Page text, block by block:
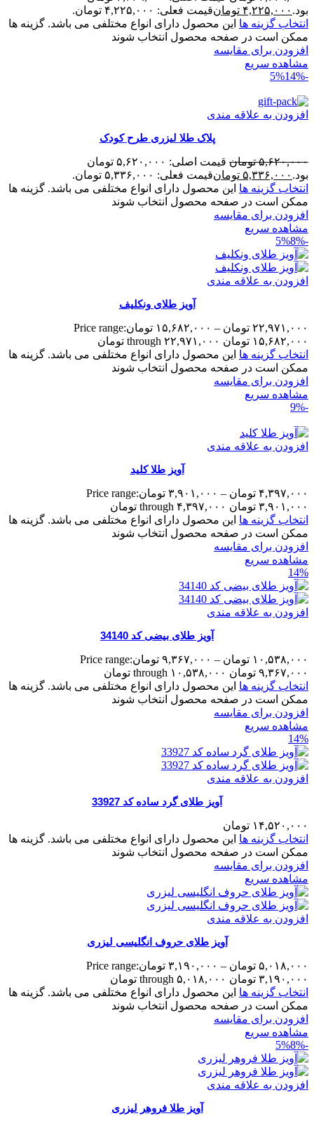
بود. ۴,۲۲۵,۰۰۰ تومانقیمت فعلی: ۴,۲۲۵,۰۰۰ تومان.
انتخاب گزینه ها این محصول دارای انواع مختلفی می باشد. گزینه ها
ممکن است در صفحه محصول انتخاب شوند
افزودن برای مقایسه
مشاهده سریع
-5%
14%
افزودن به علاقه مندی
پلاک طلا لیزری طرح کودک
۵,۶۲۰,۰۰۰ تومان
قیمت اصلی: ۵,۶۲۰,۰۰۰ تومان
بود. ۵,۳۳۶,۰۰۰ تومانقیمت فعلی: ۵,۳۳۶,۰۰۰ تومان.
انتخاب گزینه ها این محصول دارای انواع مختلفی می باشد. گزینه ها
ممکن است در صفحه محصول انتخاب شوند
افزودن برای مقایسه
مشاهده سریع
-5%
8%
افزودن به علاقه مندی
آویز طلای ونکلیف
۲۲,۹۷۱,۰۰۰ تومان – ۱۵,۶۸۲,۰۰۰ تومانPrice range:
۱۵,۶۸۲,۰۰۰ تومان through ۲۲,۹۷۱,۰۰۰ تومان
انتخاب گزینه ها این محصول دارای انواع مختلفی می باشد. گزینه ها
ممکن است در صفحه محصول انتخاب شوند
افزودن برای مقایسه
مشاهده سریع
-9%
افزودن به علاقه مندی
آویز طلا کلید
۴,۳۹۷,۰۰۰ تومان – ۳,۹۰۱,۰۰۰ تومانPrice range:
۳,۹۰۱,۰۰۰ تومان through ۴,۳۹۷,۰۰۰ تومان
انتخاب گزینه ها این محصول دارای انواع مختلفی می باشد. گزینه ها
ممکن است در صفحه محصول انتخاب شوند
افزودن برای مقایسه
مشاهده سریع
14%
افزودن به علاقه مندی
آویز طلای بیضی کد 34140
۱۰,۵۳۸,۰۰۰ تومان – ۹,۳۶۷,۰۰۰ تومانPrice range:
۹,۳۶۷,۰۰۰ تومان through ۱۰,۵۳۸,۰۰۰ تومان
انتخاب گزینه ها این محصول دارای انواع مختلفی می باشد. گزینه ها
ممکن است در صفحه محصول انتخاب شوند
افزودن برای مقایسه
مشاهده سریع
14%
افزودن به علاقه مندی
آویز طلای گرد ساده کد 33927
۱۴,۵۲۰,۰۰۰ تومان
انتخاب گزینه ها این محصول دارای انواع مختلفی می باشد. گزینه ها
ممکن است در صفحه محصول انتخاب شوند
افزودن برای مقایسه
مشاهده سریع
افزودن به علاقه مندی
آویز طلای حروف انگلیسی لیزری
۵,۰۱۸,۰۰۰ تومان – ۳,۱۹۰,۰۰۰ تومانPrice range:
۳,۱۹۰,۰۰۰ تومان through ۵,۰۱۸,۰۰۰ تومان
انتخاب گزینه ها این محصول دارای انواع مختلفی می باشد. گزینه ها
ممکن است در صفحه محصول انتخاب شوند
افزودن برای مقایسه
مشاهده سریع
-5%
8%
افزودن به علاقه مندی
آویز طلا فروهر لیزری